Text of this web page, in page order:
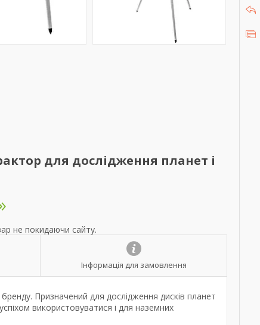
для дослідження планет і
не покидаючи сайту.
Інформація для замовлення
бренду. Призначений для дослідження дисків планет
використовуватися і для наземних